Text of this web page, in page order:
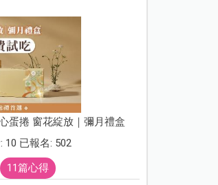
蛋捲 窗花綻放｜彌月禮盒
10 已報名: 502
11篇心得